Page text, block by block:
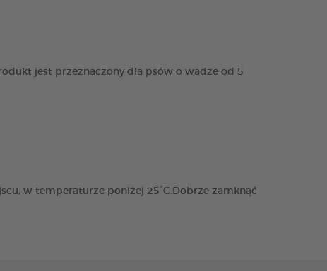
jest przeznaczony dla psów o wadze od 5
w temperaturze poniżej 25°C.Dobrze zamknąć